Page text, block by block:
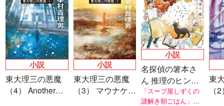
小説
東大理三の悪魔
（4） Another
小説
東大理三の悪魔
（3） マウナケ
小説
名探偵の箸本さ
ん 推理のヒント
は夫のお弁当
「スープ屋しずくの
謎解き朝ごはん」シ
東
（